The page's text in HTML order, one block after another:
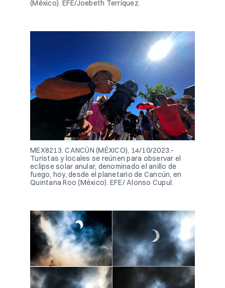
(México). EFE/Joebeth Terríquez.
MEX8213. CANCÚN (MÉXICO), 14/10/2023.-
Turistas y locales se reúnen para observar el
eclipse solar anular, denominado el anillo de
fuego, hoy, desde el planetario de Cancún, en
Quintana Roo (México). EFE/ Alonso Cupul.